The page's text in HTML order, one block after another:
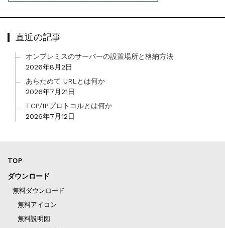
直近の記事
オンプレミスのサーバーの設置場所と格納方法
2026年8月2日
あらためて URLとは何か
2026年7月21日
TCP/IPプロトコルとは何か
2026年7月12日
TOP
ダウンロード
無料ダウンロード
無料アイコン
無料説明図